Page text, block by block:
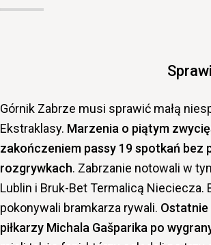
Górnik Zabrze musi sprawić małą
Ekstraklasy. Marzenia o piątym
zakończeniem passy 19 spotkań bez
rozgrywkach. Zabrzanie notowali w
Lublin i Bruk-Bet Termalicą Nieciecza.
pokonywali bramkarza rywali. Ostatnie
piłkarzy Michala Gašparika po